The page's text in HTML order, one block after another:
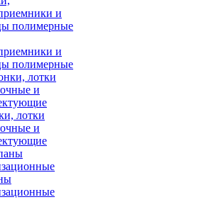
и
полимерные
лотки
и